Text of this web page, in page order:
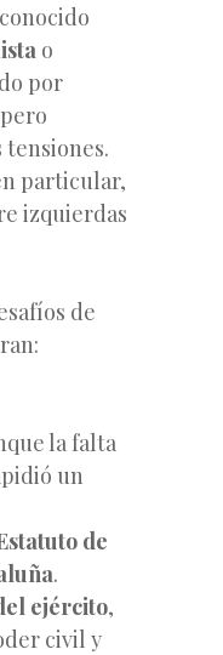
o
por
particular,
izquierdas
de
la falta
un
de
.
ejército,
civil y